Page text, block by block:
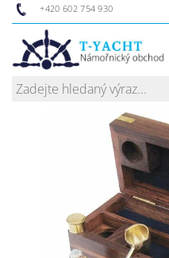
+420 602 754 930